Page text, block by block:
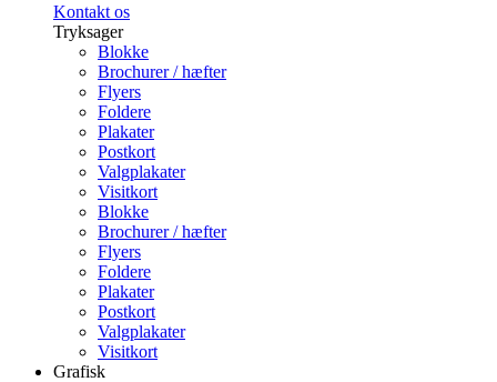
Kontakt os
Tryksager
Blokke
Brochurer / hæfter
Flyers
Foldere
Plakater
Postkort
Valgplakater
Visitkort
Blokke
Brochurer / hæfter
Flyers
Foldere
Plakater
Postkort
Valgplakater
Visitkort
Grafisk